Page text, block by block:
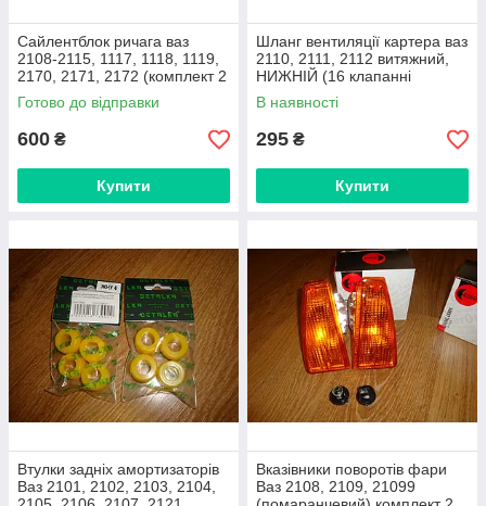
Сайлентблок ричага ваз
2108-2115, 1117, 1118, 1119,
2170, 2171, 2172 (комплект 2
штуки) поліуританові
Готово до відправки
600 ₴
Купити
Шланг вентиляції картера ваз
2110, 2111, 2112 витяжний,
НИЖНІЙ (16 клапанні
двигуни) виробник ASR,
Україна
В наявності
295 ₴
Купити
Втулки задніх амортизаторів
Ваз 2101, 2102, 2103, 2104,
Вказівники поворотів фари
Ваз 2108, 2109, 21099